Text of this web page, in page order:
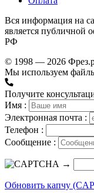
Вся информация на
является публичной
РФ
© 1998 — 2026
Мы используем
Получите
Имя :
Электронная почта :
Телефон :
Сообщение :
→
Обновить капчу